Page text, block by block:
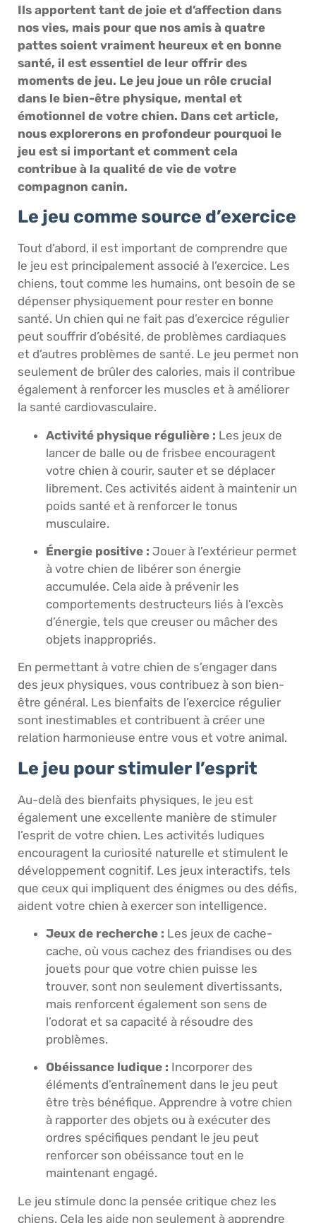
Ils apportent tant de joie et d’affection dans
nos vies, mais pour que nos amis à quatre
pattes soient vraiment heureux et en bonne
santé, il est essentiel de leur offrir des
moments de jeu. Le jeu joue un rôle crucial
dans le bien-être physique, mental et
émotionnel de votre chien. Dans cet article,
nous explorerons en profondeur pourquoi le
jeu est si important et comment cela
contribue à la qualité de vie de votre
compagnon canin.
Le jeu comme source d’exercice
Tout d’abord, il est important de comprendre que
le jeu est principalement associé à l’exercice. Les
chiens, tout comme les humains, ont besoin de se
dépenser physiquement pour rester en bonne
santé. Un chien qui ne fait pas d’exercice régulier
peut souffrir d’obésité, de problèmes cardiaques
et d’autres problèmes de santé. Le jeu permet non
seulement de brûler des calories, mais il contribue
également à renforcer les muscles et à améliorer
la santé cardiovasculaire.
Activité physique régulière : Les jeux de
lancer de balle ou de frisbee encouragent
votre chien à courir, sauter et se déplacer
librement. Ces activités aident à maintenir un
poids santé et à renforcer le tonus
musculaire.
Énergie positive : Jouer à l’extérieur permet
à votre chien de libérer son énergie
accumulée. Cela aide à prévenir les
comportements destructeurs liés à l’excès
d’énergie, tels que creuser ou mâcher des
objets inappropriés.
En permettant à votre chien de s’engager dans
des jeux physiques, vous contribuez à son bien-
être général. Les bienfaits de l’exercice régulier
sont inestimables et contribuent à créer une
relation harmonieuse entre vous et votre animal.
Le jeu pour stimuler l’esprit
Au-delà des bienfaits physiques, le jeu est
également une excellente manière de stimuler
l’esprit de votre chien. Les activités ludiques
encouragent la curiosité naturelle et stimulent le
développement cognitif. Les jeux interactifs, tels
que ceux qui impliquent des énigmes ou des défis,
aident votre chien à exercer son intelligence.
Jeux de recherche : Les jeux de cache-
cache, où vous cachez des friandises ou des
jouets pour que votre chien puisse les
trouver, sont non seulement divertissants,
mais renforcent également son sens de
l’odorat et sa capacité à résoudre des
problèmes.
Obéissance ludique : Incorporer des
éléments d’entraînement dans le jeu peut
être très bénéfique. Apprendre à votre chien
à rapporter des objets ou à exécuter des
ordres spécifiques pendant le jeu peut
renforcer son obéissance tout en le
maintenant engagé.
Le jeu stimule donc la pensée critique chez les
chiens. Cela les aide non seulement à apprendre